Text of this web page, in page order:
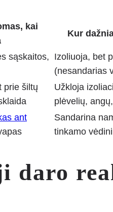
kai
Kur
sąskaitos,
Izoliuoja, bet
(nesandarias
prie šiltų
Užkloja
plėvelių,
ant
Sandarina
tinkamo
daro